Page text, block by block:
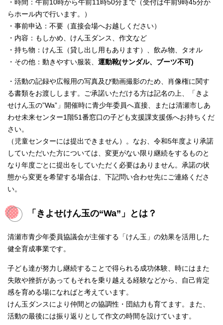
・時間：午前10時から午前11時50分まで（受付は午前9時45分か
らホール内で行います。）
・事前申込：不要（直接会場へお越しください）
・内容：もしかめ、けん玉ダンス、作文など
・持ち物：けん玉（貸し出し用もあります）、飲み物、タオル
・その他：動きやすい服装、 運動靴(サンダル、ブーツ不可)
・活動の記録や広報用の写真及び動画撮影のため、肖像権に関す
る書類をお渡しします。ご承諾いただける方は記名の上、「きよ
せけん玉の”Wa”」開催時に青少年委員へ直接、または清瀬市しあ
わせ未来センター1階51番窓口の子ども支援課支援係へお持ちくだ
さい。
（児童センターには提出できません）。なお、令和5年度より承諾
していただいた方については、変更がない限り継続をするものと
なり年度ごとに提出をしていただく必要はありません。承諾の状
態から変更を希望する場合は、下記問い合わせ先にご連絡くださ
い。
「きよせけん玉の“Wa”」とは？
清瀬市青少年委員協議会が主催する「けん玉」の効果を活用した
健全育成事業です。
子ども達が努力し継続することで得られる成功体験、時にはまた
失敗や挫折があってもそれを乗り越える経験などから、自己肯定
感を育める場になればと考えています。
けん玉ダンスにより仲間との協調性・団結力も育てます。また、
活動の最後には振り返りとして作文の時間を設けています。